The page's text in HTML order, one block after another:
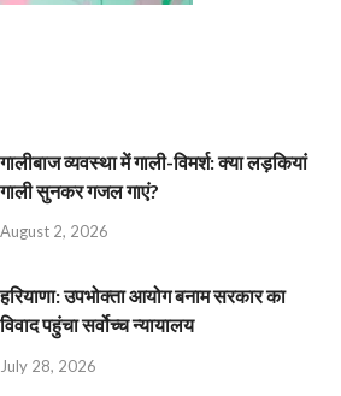
गालीबाज व्‍यवस्‍था में गाली-विमर्श: क्या लड़कियां
गाली सुनकर गजल गाएं?
August 2, 2026
हरियाणा: उपभोक्ता आयोग बनाम सरकार का
विवाद पहुंचा सर्वोच्च न्यायालय
July 28, 2026